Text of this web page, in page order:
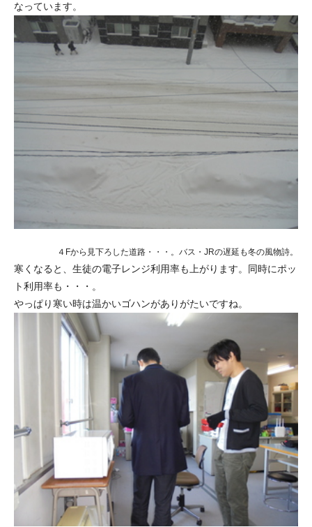
なっています。
４Fから見下ろした道路・・・。バス・JRの遅延も冬の風物詩。
寒くなると、生徒の電子レンジ利用率も上がります。同時にポッ
ト利用率も・・・。
やっぱり寒い時は温かいゴハンがありがたいですね。